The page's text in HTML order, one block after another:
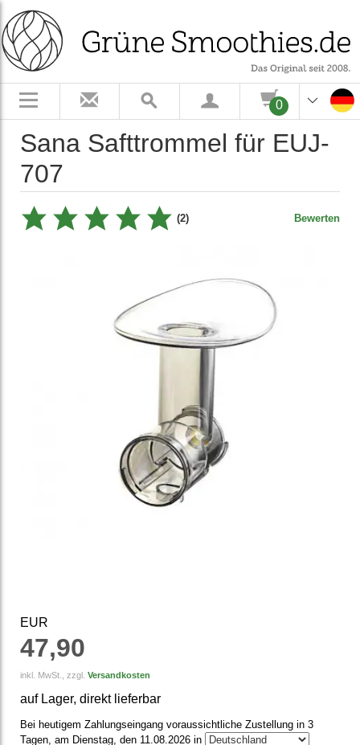
0
Sana Safttrommel für EUJ-
707
(2) Bewerten
EUR
47,90
inkl. MwSt., zzgl. Versandkosten
auf Lager, direkt lieferbar
Bei heutigem Zahlungseingang voraussichtliche Zustellung in 3
Tagen, am Dienstag, den 11.08.2026 in